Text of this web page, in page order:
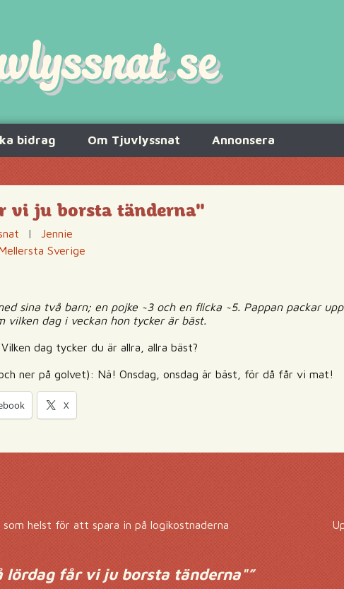
bidrag Om Tjuvlyssnat Annonsera
vi ju borsta tänderna"
|
Jennie
Sverige
sina två barn; en pojke ~3 och en flicka ~5. Pappan packar
vilken dag i veckan hon tycker är bäst.
dag tycker du är allra, allra bäst?
ner på golvet): Nä! Onsdag, onsdag är bäst, för då får vi mat!
X
helst för att spara in på logikostnaderna
lördag får vi ju borsta tänderna"”